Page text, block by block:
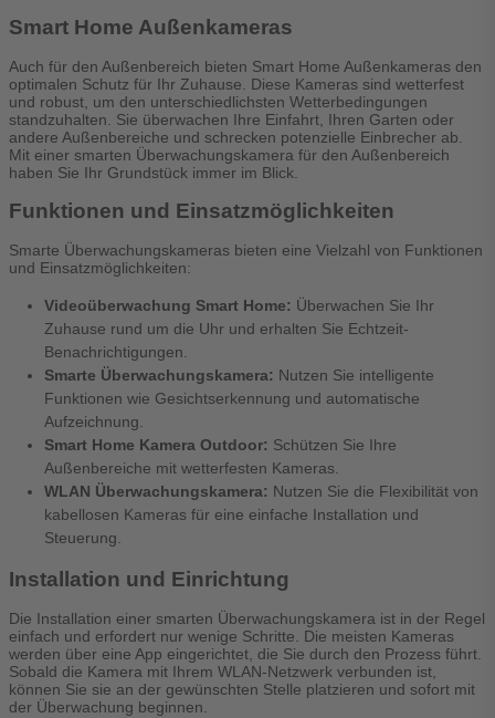
Smart Home Außenkameras
Auch für den Außenbereich bieten Smart Home Außenkameras den
optimalen Schutz für Ihr Zuhause. Diese Kameras sind wetterfest
und robust, um den unterschiedlichsten Wetterbedingungen
standzuhalten. Sie überwachen Ihre Einfahrt, Ihren Garten oder
andere Außenbereiche und schrecken potenzielle Einbrecher ab.
Mit einer smarten Überwachungskamera für den Außenbereich
haben Sie Ihr Grundstück immer im Blick.
Funktionen und Einsatzmöglichkeiten
Smarte Überwachungskameras bieten eine Vielzahl von Funktionen
und Einsatzmöglichkeiten:
Videoüberwachung Smart Home: Überwachen Sie Ihr
Zuhause rund um die Uhr und erhalten Sie Echtzeit-
Benachrichtigungen.
Smarte Überwachungskamera: Nutzen Sie intelligente
Funktionen wie Gesichtserkennung und automatische
Aufzeichnung.
Smart Home Kamera Outdoor: Schützen Sie Ihre
Außenbereiche mit wetterfesten Kameras.
WLAN Überwachungskamera: Nutzen Sie die Flexibilität von
kabellosen Kameras für eine einfache Installation und
Steuerung.
Installation und Einrichtung
Die Installation einer smarten Überwachungskamera ist in der Regel
einfach und erfordert nur wenige Schritte. Die meisten Kameras
werden über eine App eingerichtet, die Sie durch den Prozess führt.
Sobald die Kamera mit Ihrem WLAN-Netzwerk verbunden ist,
können Sie sie an der gewünschten Stelle platzieren und sofort mit
der Überwachung beginnen.